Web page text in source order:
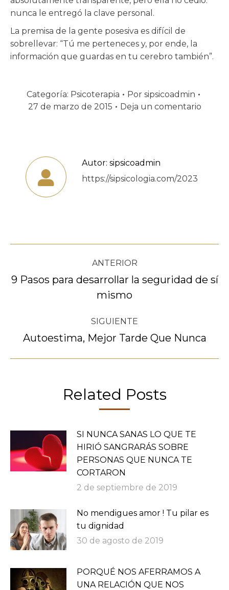
nunca le entregó la clave personal.
La premisa de la gente posesiva es difícil de
sobrellevar: “Tú me perteneces y, por ende, la
información que guardas en tu cerebro también”.
Categoría: Psicoterapia Por sipsicoadmin
27 de marzo de 2015
Deja un comentario
Autor: sipsicoadmin
https://sipsicologia.com/2023
Navegación
entre
publicaciones
ANTERIOR
Publicación
anterior:
9 Pasos para desarrollar la seguridad de sí
mismo
SIGUIENTE
Publicación
Autoestima, Mejor Tarde Que Nunca
Related Posts
SI NUNCA SANAS LO QUE TE
HIRIÓ SANGRARÁS SOBRE
PERSONAS QUE NUNCA TE
CORTARON
2 de septiembre de 2019
No mendigues amor ! Tu pilar es
tu dignidad
30 de agosto de 2019
PORQUÉ NOS AFERRAMOS A
UNA RELACIÓN QUE NOS